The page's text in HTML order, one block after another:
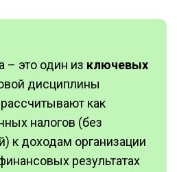
– это один из ключевых
дисциплины
как
налогов (без
к доходам организации
результатах